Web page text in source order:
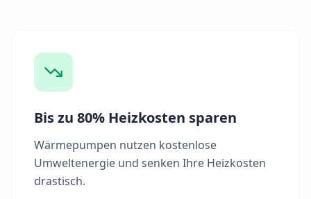
Bis zu 80% Heizkosten sparen
Wärmepumpen nutzen kostenlose
Umweltenergie und senken Ihre Heizkosten
drastisch.